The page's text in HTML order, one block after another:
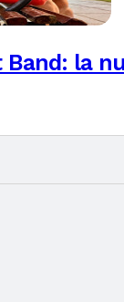
Band: la